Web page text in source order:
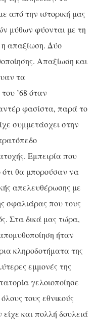
από την ιστορική μας
μύθων φύονται με τη
η απαξίωση. Δύο
Απαξίωση και
τα
’68 όταν
φασίστα, παρά το
συμμετάσχει στην
Εμπειρία που
θα μπορούσαν να
απελευθέρωσης με
σφαλιάρας που τους
Στα δικά μας τώρα,
ήταν
κληροδοτήματα της
εμμονές της
γελοιοποίησε
τους εθνικούς
και πολλή δουλειά